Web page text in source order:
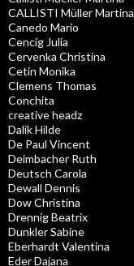
CALLISTI Müller Martina
Canedo Mario
Cencig Julia
Cervenka Christina
Cetin Monika
Clemens Thomas
Conchita
creative headz
Dalik Hilde
De Paul Vincent
Deimbacher Ruth
Deutsch Carola
Dewall Dennis
Dow Christina
Drennig Beatrix
Dunkler Sabine
Eberhardt Valentina
Eder Dajana